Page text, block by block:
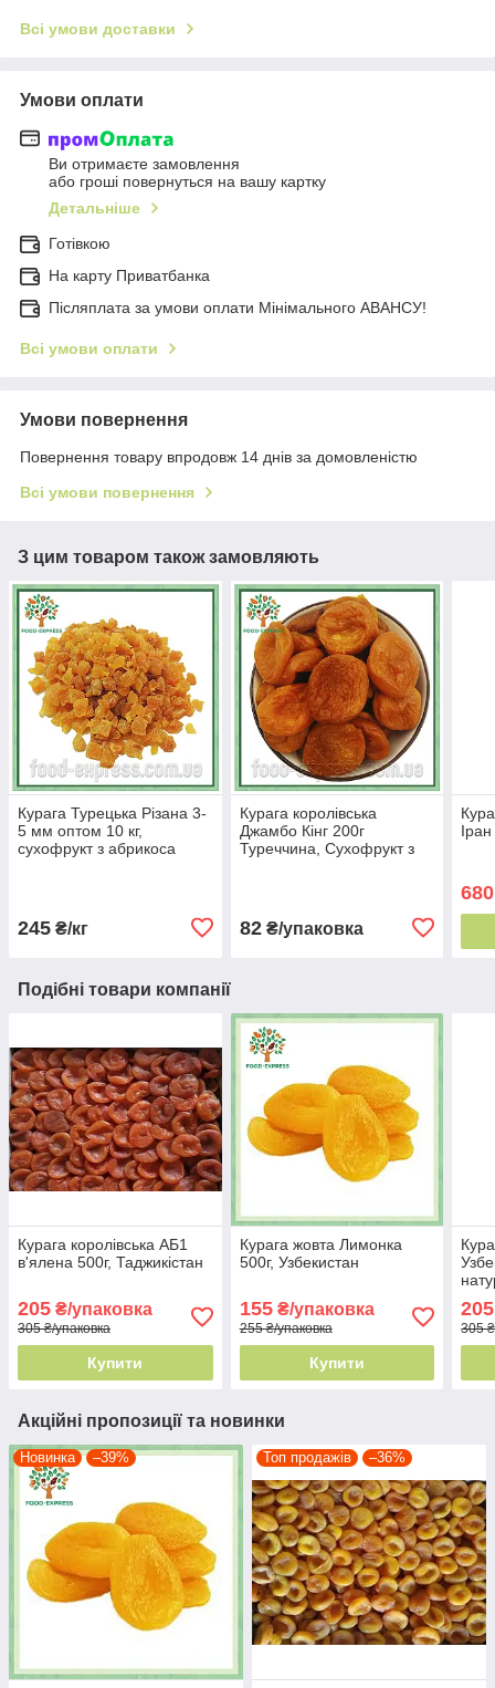
Всі умови доставки
Умови оплати
Ви отримаєте замовлення
або гроші повернуться на вашу картку
Детальніше
Готівкою
На карту Приватбанка
Післяплата за умови оплати Мінімального АВАНСУ!
Всі умови оплати
Умови повернення
Повернення товару впродовж 14 днів за домовленістю
Всі умови повернення
З цим товаром також замовляють
Курага Турецька Різана 3-
5 мм оптом 10 кг,
сухофрукт з абрикоса
245 ₴/кг
Курага королівська
Джамбо Кінг 200г
Туреччина, Сухофрукт з
82₴/упаковка
Іран
680
Подібні товари компанії
Курага королівська АБ1
в'ялена 500г, Таджикістан
205 ₴/упаковка
305 ₴/упаковка
Купити
Курага жовта Лимонка
500г, Узбекистан
155₴/упаковка
255 ₴/упаковка
Купити
205
305
Акційні пропозиції та новинки
Новинка –39% Топ продажів –36%